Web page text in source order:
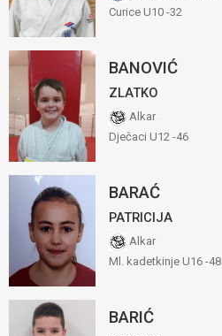
Curice U10 -32
BANOVIĆ
ZLATKO
Alkar
Dječaci U12 -46
BARAĆ
PATRICIJA
Alkar
Ml. kadetkinje U16 -48
BARIĆ